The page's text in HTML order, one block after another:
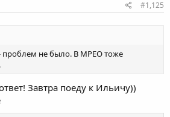
#1,125
проблем не было. В МРЕО тоже
Завтра поеду к Ильичу))